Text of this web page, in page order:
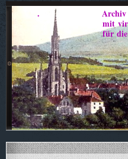
. Archiv Stadt
mit virtueller
für die Städte